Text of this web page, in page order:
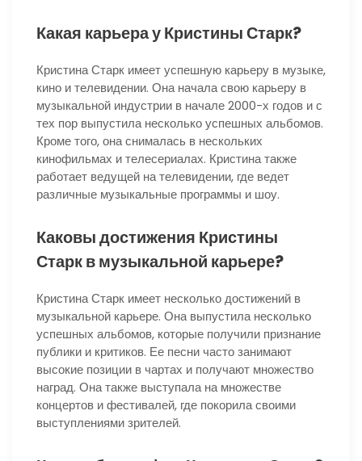
Какая карьера у Кристины Старк?
Кристина Старк имеет успешную карьеру в музыке,
кино и телевидении. Она начала свою карьеру в
музыкальной индустрии в начале 2000-х годов и с
тех пор выпустила несколько успешных альбомов.
Кроме того, она снималась в нескольких
кинофильмах и телесериалах. Кристина также
работает ведущей на телевидении, где ведет
различные музыкальные программы и шоу.
Каковы достижения Кристины
Старк в музыкальной карьере?
Кристина Старк имеет несколько достижений в
музыкальной карьере. Она выпустила несколько
успешных альбомов, которые получили признание
публики и критиков. Ее песни часто занимают
высокие позиции в чартах и получают множество
наград. Она также выступала на множестве
концертов и фестивалей, где покорила своими
выступлениями зрителей.